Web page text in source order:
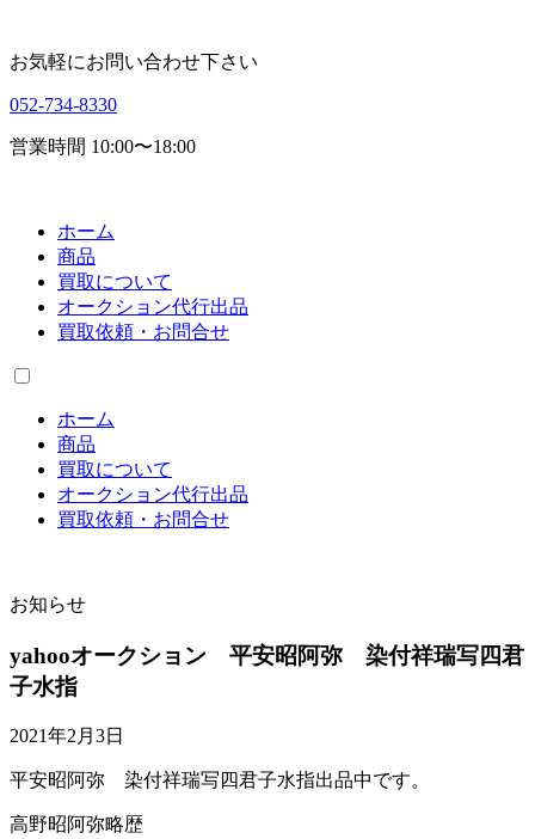
お気軽にお問い合わせ下さい
052-734-8330
営業時間 10:00〜18:00
ホーム
商品
買取について
オークション代行出品
買取依頼・お問合せ
ホーム
商品
買取について
オークション代行出品
買取依頼・お問合せ
お知らせ
yahooオークション 平安昭阿弥 染付祥瑞写四君
子水指
2021年2月3日
平安昭阿弥 染付祥瑞写四君子水指出品中です。
高野昭阿弥略歴